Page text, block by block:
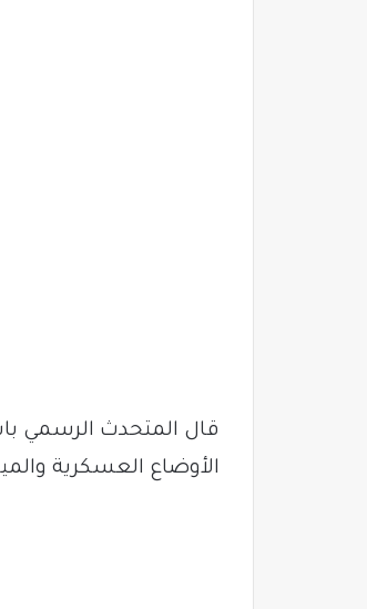
قال المتحدث الرسمي
الأوضاع العسكرية